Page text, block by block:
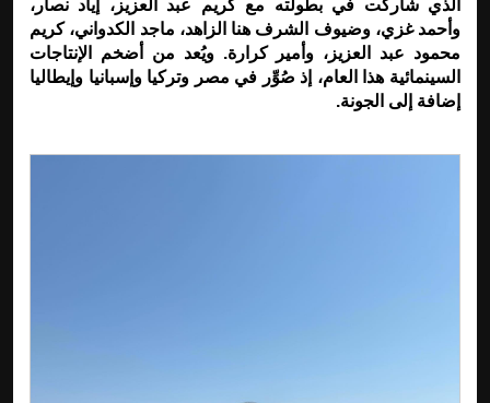
الذي شاركت في بطولته مع كريم عبد العزيز، إياد نصار،
وأحمد غزي، وضيوف الشرف هنا الزاهد، ماجد الكدواني، كريم
محمود عبد العزيز، وأمير كرارة. ويُعد من أضخم الإنتاجات
السينمائية هذا العام، إذ صُوِّر في مصر وتركيا وإسبانيا وإيطاليا
إضافة إلى الجونة.